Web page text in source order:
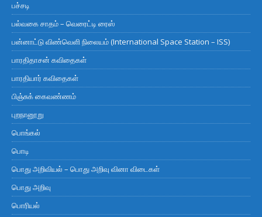
பச்சடி
பல்வகை சாதம் – வெரைட்டி ரைஸ்
பன்னாட்டு விண்வெளி நிலையம் (International Space Station – ISS)
பாரதிதாசன் கவிதைகள்
பாரதியார் கவிதைகள்
பிஞ்சுக் கைவண்ணம்
புறநானூறு
பொங்கல்
பொடி
பொது அறிவியல் – பொது அறிவு வினா விடைகள்
பொது அறிவு
பொரியல்